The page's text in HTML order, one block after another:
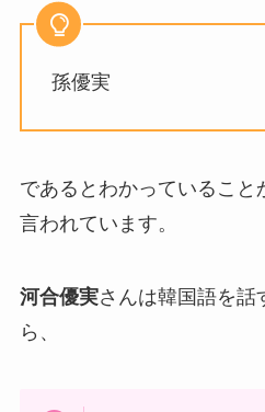
孫優実
であるとわかっていること
言われています。
河合優実さんは韓国語を話
ら、